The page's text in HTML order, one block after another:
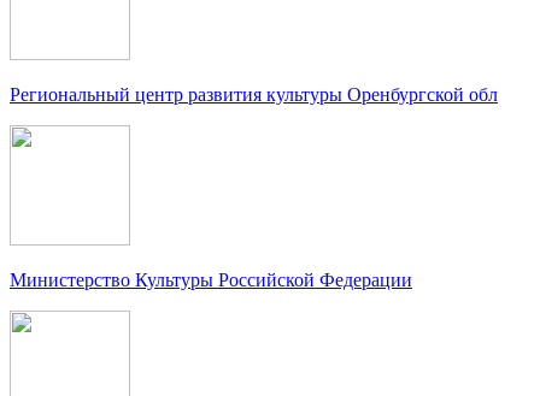
Региональный центр развития культуры Оренбургской обл
Министерство Культуры Российской Федерации